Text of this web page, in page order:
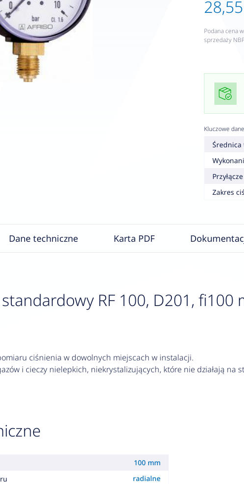
Podana cena
sprzedaży
Kluczowe
Średnica
Przyłącze
Zakres
Dane techniczne Karta PDF
RF 100, D201, fi100
ciśnienia w dowolnych miejscach w instalacji.
i cieczy nielepkich, niekrystalizujących, które nie działają na
100 mm
radialne